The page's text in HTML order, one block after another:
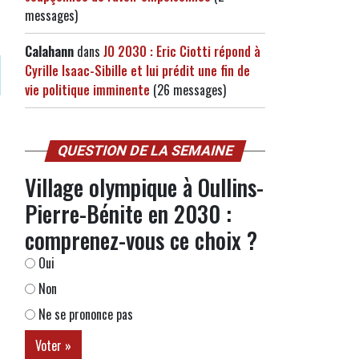
messages)
Calahann dans JO 2030 : Eric Ciotti répond à
Cyrille Isaac-Sibille et lui prédit une fin de
vie politique imminente (26 messages)
QUESTION DE LA SEMAINE
Village olympique à Oullins-
Pierre-Bénite en 2030 :
comprenez-vous ce choix ?
Oui
Non
Ne se prononce pas